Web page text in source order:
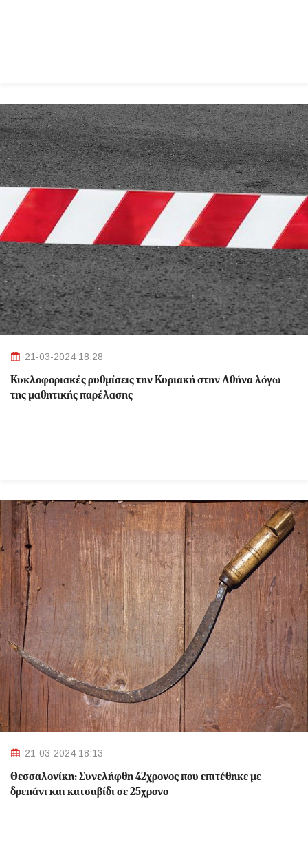
21-03-2024 18:28
Κυκλοφοριακές ρυθμίσεις την Κυριακή στην Αθήνα λόγω
της μαθητικής παρέλασης
21-03-2024 18:13
Θεσσαλονίκη: Συνελήφθη 42χρονος που επιτέθηκε με
δρεπάνι και κατσαβίδι σε 25χρονο